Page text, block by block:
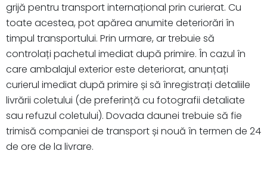
grijă pentru transport internațional prin curierat. Cu
toate acestea, pot apărea anumite deteriorări în
timpul transportului. Prin urmare, ar trebuie să
controlați pachetul imediat după primire. În cazul în
care ambalajul exterior este deteriorat, anunțați
curierul imediat după primire și să înregistrați detaliile
livrării coletului (de preferință cu fotografii detaliate
sau refuzul coletului). Dovada daunei trebuie să fie
trimisă companiei de transport și nouă în termen de 24
de ore de la livrare.